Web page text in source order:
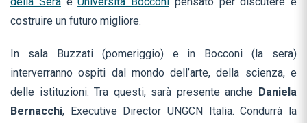
costruire un futuro migliore.
In sala Buzzati (pomeriggio) e in Bocconi (la sera)
interverranno ospiti dal mondo dell’arte, della scienza, e
delle istituzioni. Tra questi, sarà presente anche Daniela
Bernacchi, Executive Director UNGCN Italia. Condurrà la